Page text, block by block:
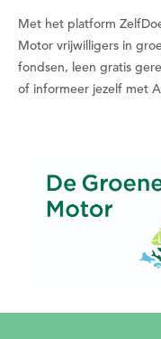
Met het platform
Motor vrijwilligers in
fondsen, leen gratis
of informeer jezelf met